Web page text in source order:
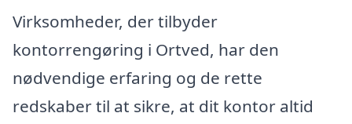
Virksomheder, der tilbyder
kontorrengøring i Ortved, har den
nødvendige erfaring og de rette
redskaber til at sikre, at dit kontor altid